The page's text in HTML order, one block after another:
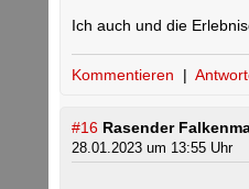
Ich auch und die
Kommentieren |
#16 Rasender
28.01.2023 um 13:55 Uhr